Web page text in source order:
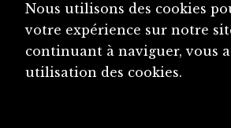
Nous utilisons des cookies
votre expérience sur notre
continuant à naviguer, vous
utilisation des cookies.